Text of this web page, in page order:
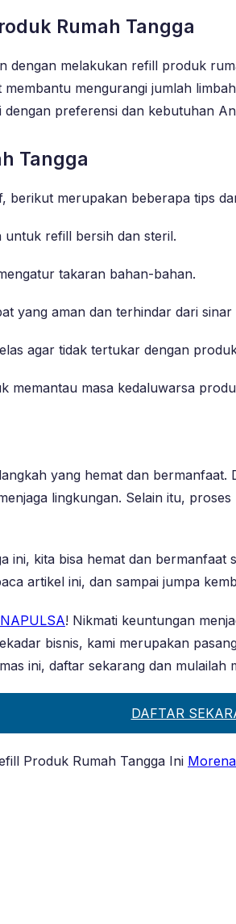
Rumah Tangga
dengan melakukan refill produk
mengurangi jumlah
preferensi dan kebutuhan
Tangga
merupakan beberapa tips
untuk refill bersih dan steril.
takaran bahan-bahan.
yang aman dan terhindar dari sinar
agar tidak tertukar dengan
memantau masa kedaluwarsa
yang hemat dan
lingkungan. Selain itu,
kita bisa hemat dan
artikel ini, dan sampai jumpa
! Nikmati keuntungan
bisnis, kami merupakan
ini, daftar sekarang dan mulailah
DAFTAR
Produk Rumah Tangga Ini